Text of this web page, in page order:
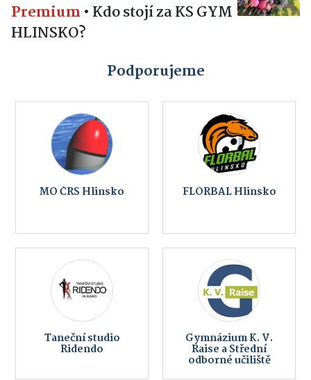
Premium • Kdo stojí za KS GYM
HLINSKO?
Podporujeme
MO ČRS Hlinsko FLORBAL Hlinsko
Taneční studio
Ridendo
Gymnázium K. V.
Raise a Střední
odborné učiliště